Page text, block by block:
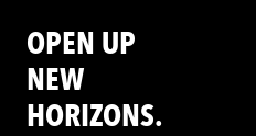
OPEN UP
NEW
HORIZONS.